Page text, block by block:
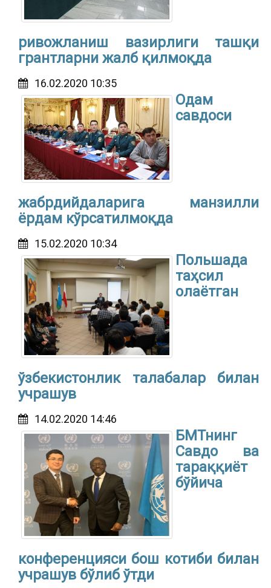
ривожланиш вазирлиги ташқи
грантларни жалб қилмоқда
16.02.2020 10:35
Одам
савдоси
жабрдийдаларига манзилли
ёрдам кўрсатилмоқда
15.02.2020 10:34
Польшада
таҳсил
олаётган
ўзбекистонлик талабалар билан
учрашув
14.02.2020 14:46
БМТнинг
Савдо ва
тараққиёт
бўйича
конференцияси бош котиби билан
учрашув бўлиб ўтди